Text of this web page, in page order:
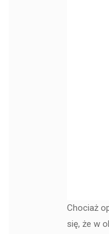
Chociaż
się, że w